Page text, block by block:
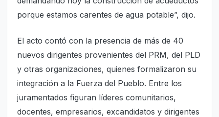
porque estamos carentes de agua potable”, dijo.
El acto contó con la presencia de más de 40
nuevos dirigentes provenientes del PRM, del PLD
y otras organizaciones, quienes formalizaron su
integración a la Fuerza del Pueblo. Entre los
juramentados figuran líderes comunitarios,
docentes, empresarios, excandidatos y dirigentes